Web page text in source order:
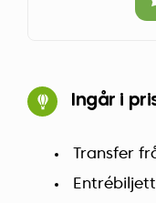
Ingår i
Transfer